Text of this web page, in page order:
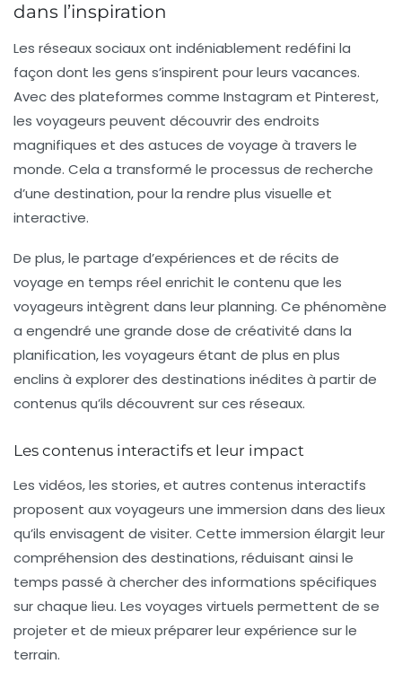
dans l’inspiration
Les réseaux sociaux ont indéniablement redéfini la
façon dont les gens s’inspirent pour leurs vacances.
Avec des plateformes comme Instagram et Pinterest,
les voyageurs peuvent découvrir des endroits
magnifiques et des astuces de voyage à travers le
monde. Cela a transformé le processus de recherche
d’une destination, pour la rendre plus visuelle et
interactive.
De plus, le partage d’expériences et de récits de
voyage en temps réel enrichit le contenu que les
voyageurs intègrent dans leur planning. Ce phénomène
a engendré une grande dose de créativité dans la
planification, les voyageurs étant de plus en plus
enclins à explorer des destinations inédites à partir de
contenus qu’ils découvrent sur ces réseaux.
Les contenus interactifs et leur impact
Les vidéos, les stories, et autres contenus interactifs
proposent aux voyageurs une immersion dans des lieux
qu’ils envisagent de visiter. Cette immersion élargit leur
compréhension des destinations, réduisant ainsi le
temps passé à chercher des informations spécifiques
sur chaque lieu. Les voyages virtuels permettent de se
projeter et de mieux préparer leur expérience sur le
terrain.